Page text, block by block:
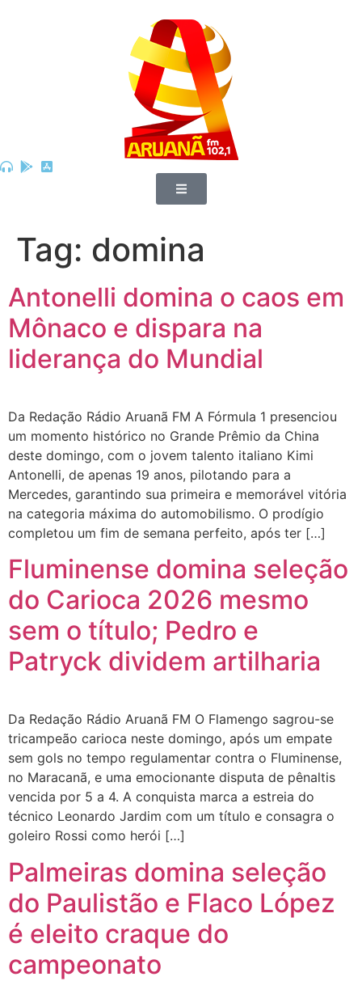
Tag: domina
Antonelli domina o caos em
Mônaco e dispara na
liderança do Mundial
Da Redação Rádio Aruanã FM A Fórmula 1 presenciou
um momento histórico no Grande Prêmio da China
deste domingo, com o jovem talento italiano Kimi
Antonelli, de apenas 19 anos, pilotando para a
Mercedes, garantindo sua primeira e memorável vitória
na categoria máxima do automobilismo. O prodígio
completou um fim de semana perfeito, após ter […]
Fluminense domina seleção
do Carioca 2026 mesmo
sem o título; Pedro e
Patryck dividem artilharia
Da Redação Rádio Aruanã FM O Flamengo sagrou-se
tricampeão carioca neste domingo, após um empate
sem gols no tempo regulamentar contra o Fluminense,
no Maracanã, e uma emocionante disputa de pênaltis
vencida por 5 a 4. A conquista marca a estreia do
técnico Leonardo Jardim com um título e consagra o
goleiro Rossi como herói […]
Palmeiras domina seleção
do Paulistão e Flaco López
é eleito craque do
campeonato